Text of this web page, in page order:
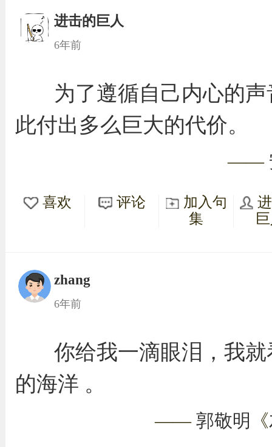
进击的巨人
6年前
为了遵循自己内心的
此付出多么巨大的代价。
——
喜欢 评论
加入句
集
zhang
6年前
你给我一滴眼泪，我
的海洋 。
—— 郭敬明 《